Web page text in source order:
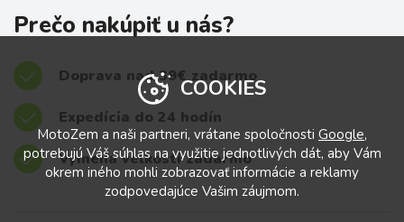
Prečo nakúpiť u nás?
Doprava nad 39€ zadarmo
Expedícia do 24 hodín
Výmena veľkostí zadarmo
COOKIES
MotoZem a naši partneri, vrátane spoločnosti Google,
potrebujú Váš súhlas na využitie jednotlivých dát, aby Vám
okrem iného mohli zobrazovať informácie a reklamy
zodpovedajúce Vašim záujmom.